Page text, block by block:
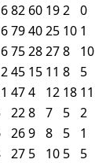
82 60 192 0
794025 10 1
7528278 10
45 15 11 8 5
474 12 18 11
228 7 5 2
269 8 5 1
27 5 10 5 5